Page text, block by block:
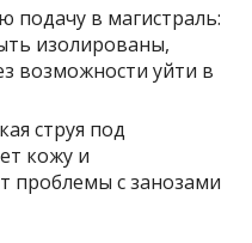
подачу в магистраль:
изолированы,
возможности уйти в
струя под
кожу и
проблемы с занозами